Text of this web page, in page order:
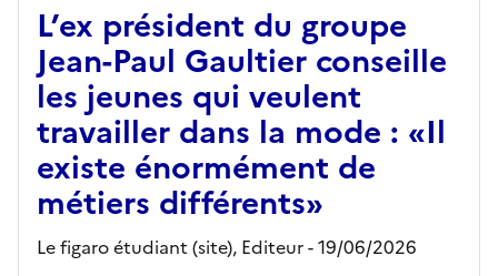
L’ex président du groupe
Jean-Paul Gaultier conseille
les jeunes qui veulent
travailler dans la mode : «Il
existe énormément de
métiers différents»
Le figaro étudiant (site), Editeur- 19/06/2026